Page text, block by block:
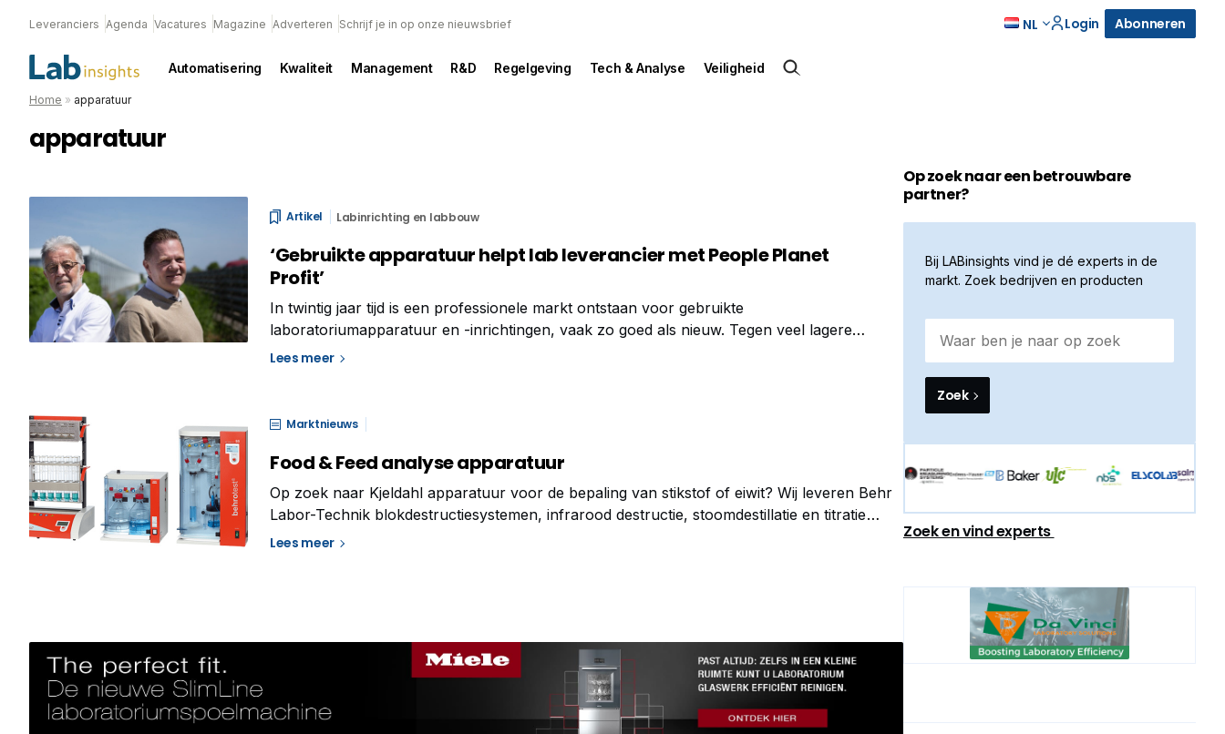
Leveranciers Agenda Vacatures Magazine Adverteren Schrijf je in op onze nieuwsbrief NL Login Abonneren
Automatisering Kwaliteit Management R&D Regelgeving Tech & Analyse Veiligheid
Home » apparatuur
apparatuur
Artikel Labinrichting en labbouw
‘Gebruikte apparatuur helpt lab leverancier met People Planet
Profit’
In twintig jaar tijd is een professionele markt ontstaan voor gebruikte
laboratoriumapparatuur en -inrichtingen, vaak zo goed als nieuw. Tegen veel lagere
kosten kunnen laboratoria hiermee hun lab outilleren en een steentje bijdragen aan
Lees meer
Marktnieuws
Food & Feed analyse apparatuur
Op zoek naar Kjeldahl apparatuur voor de bepaling van stikstof of eiwit? Wij leveren Behr
Labor-Technik blokdestructiesystemen, infrarood destructie, stoomdestillatie en titratie
apparatuur Op zoek naar vetbepaling of extractie apparatuur? Hiervoor hebben wij de
Lees meer
Op zoek naar een betrouwbare
partner?
Bij LABinsights vind je dé experts in de
markt. Zoek bedrijven en producten
Zoek
Zoek en vind experts